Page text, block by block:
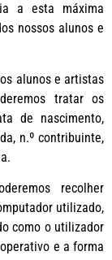
a esta máxima
nossos alunos e
alunos e artistas
tratar os
de nascimento,
n.º contribuinte,
recolher
utilizado,
como o utilizador
e a forma